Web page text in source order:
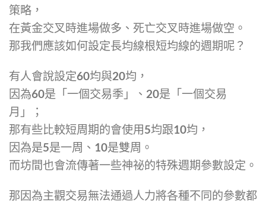
策略，
在黃金交叉時進場做多、死亡交叉時進場做空。
那我們應該如何設定長均線根短均線的週期呢？
有人會說設定60均與20均，
因為60是「一個交易季」、20是「一個交易
月」；
那有些比較短周期的會使用5均跟10均，
因為是5是一周、10是雙周。
而坊間也會流傳著一些神祕的特殊週期參數設定。
那因為主觀交易無法通過人力將各種不同的參數都